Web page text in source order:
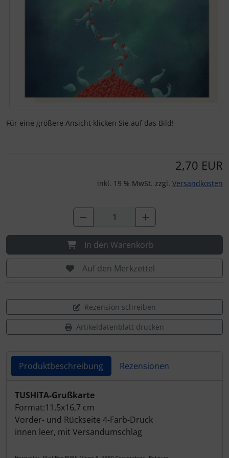
Für eine größere Ansicht klicken Sie auf das Bild!
2,70 EUR
inkl. 19 % MwSt. zzgl. Versandkosten
In den Warenkorb
Auf den Merkzettel
Rezension schreiben
Artikeldatenblatt drucken
Produktbeschreibung Rezensionen
Produktbeschreibung
TUSHITA-Grußkarte
Format:11,5x16,7 cm
Vorder- und Rückseite 4-Farb-Druck
innen leer, mit Versandumschlag